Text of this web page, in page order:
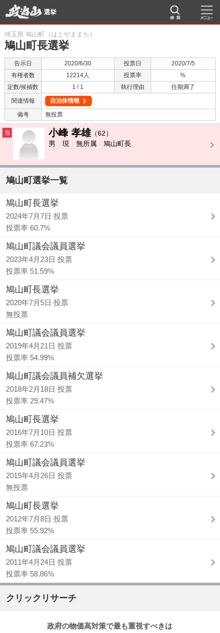
選挙
埼玉県 鳩山町（はとやままち）
鳩山町長選挙
告示日 2020/6/30 投票日
2020/7/5
有権者数
12214人 投票率
%
定数/候補数
1 / 1 執行理由
任期満了
関連情報
自治体情報
備考
無投票
当 小峰 孝雄（62）
男
現 無所属 鳩山町長
鳩山町選挙一覧
鳩山町長選挙
2024年7月7日 投票
投票率 60.7%
鳩山町議会議員選挙
2023年4月23日 投票
投票率 51.59%
鳩山町長選挙
2020年7月5日 投票
無投票
鳩山町議会議員選挙
2019年4月21日 投票
投票率 54.99%
鳩山町議会議員補欠選挙
2018年2月18日 投票
投票率 29.47%
鳩山町長選挙
2016年7月10日 投票
投票率 67.23%
鳩山町議会議員選挙
2015年4月26日 投票
無投票
鳩山町長選挙
2012年7月8日 投票
投票率 55.92%
鳩山町議会議員選挙
2011年4月24日 投票
投票率 58.86%
クリックリサーチ
政府の物価高対策で最も重視すべきは